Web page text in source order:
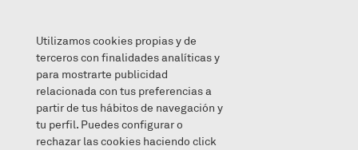
Archives for May 17, 2019
Utilizamos cookies propias y de
terceros con finalidades analíticas y
para mostrarte publicidad
relacionada con tus preferencias a
partir de tus hábitos de navegación y
tu perfil. Puedes configurar o
rechazar las cookies haciendo click